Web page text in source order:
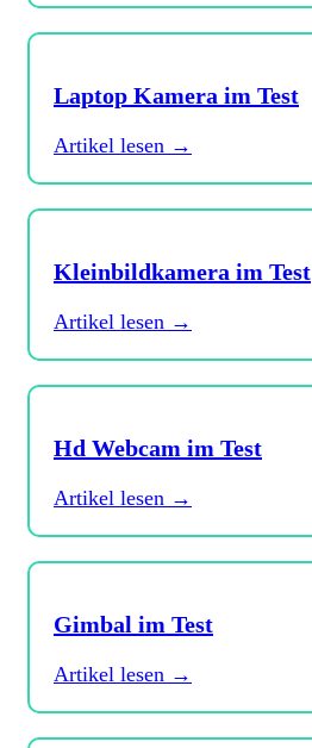
Laptop Kamera im Test
Artikel lesen →
Kleinbildkamera im Test
Artikel lesen →
Hd Webcam im Test
Artikel lesen →
Gimbal im Test
Artikel lesen →